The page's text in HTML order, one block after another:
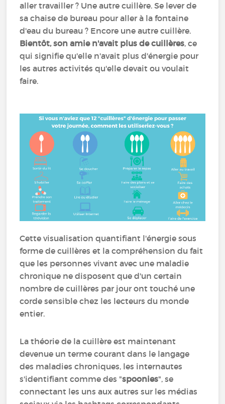
aller travailler ? Une autre cuillère. Se lever de
sa chaise de bureau pour aller à la fontaine
d'eau du bureau ? Encore une autre cuillère.
Bientôt, son amie n'avait plus de cuillères, ce
qui signifie qu'elle n'avait plus d'énergie pour
les autres activités qu'elle devait ou voulait
faire.
Cette visualisation quantifiant l'énergie sous
forme de cuillères et la compréhension du fait
que les personnes vivant avec une maladie
chronique ne disposent que d'un certain
nombre de cuillères par jour ont touché une
corde sensible chez les lecteurs du monde
entier.
La théorie de la cuillère est maintenant
devenue un terme courant dans le langage
des maladies chroniques, les internautes
s'identifiant comme des "spoonies", se
connectant les uns aux autres sur les médias